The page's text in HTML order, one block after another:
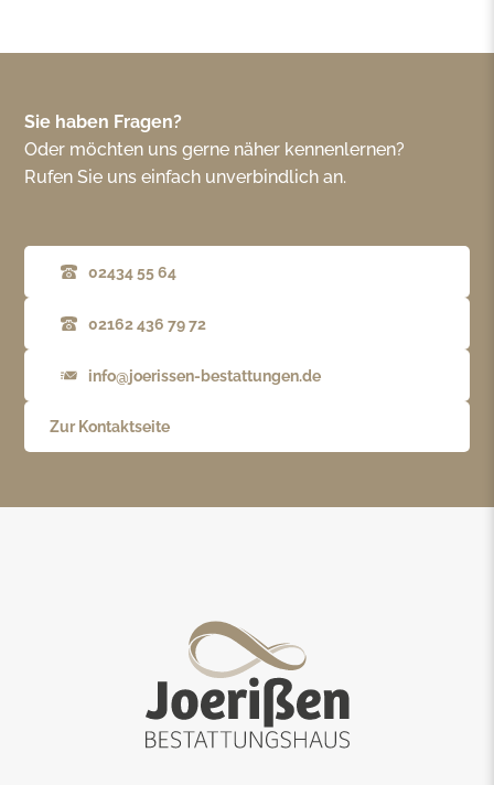
Sie haben Fragen?
Oder möchten uns gerne näher kennenlernen?
Rufen Sie uns einfach unverbindlich an.
02434 55 64
02162 436 79 72
info@joerissen-bestattungen.de
Zur Kontaktseite